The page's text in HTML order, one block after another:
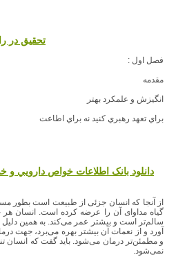
تحقیق در
فصل اول :
مقدمه
انگيزش و علمكرد بهتر
براي تعهد رهبري كنيد نه براي اطاعت
دانلود بانک اطلاعات خواص دارويي و
از آنجا که انسان جزئی از طبیعت است بطور
گیاه مداوای آن را عرضه کرده است. انسان هر
سالم‌تر است و بیشتر عمر می‌کند. به همین
آورد و از نعمات آن بیشتر بهره می‌برد، جهت
و مطمئن‌تر درمان می‌شود. باید گفت که انسان
نمی‌شود.